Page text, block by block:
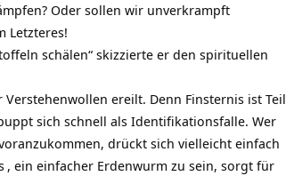
Oder sollen wir unverkrampft
Letzteres!
schälen“ skizzierte er den spirituellen
ereilt. Denn Finsternis ist Teil
sich schnell als Identifikationsfalle. Wer
drückt sich vielleicht einfach
, ein einfacher Erdenwurm zu sein, sorgt für